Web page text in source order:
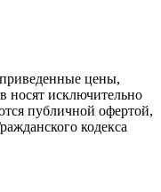
цены,
носят исключительно
публичной офертой,
кодекса